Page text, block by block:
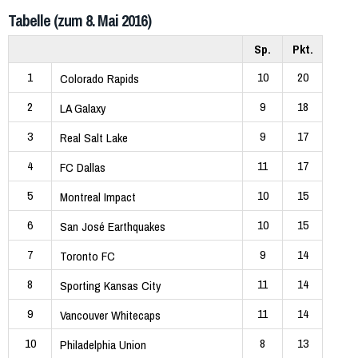
Tabelle (zum 8. Mai 2016)
Sp.
Pkt.
1
Colorado Rapids 10
20
2
LA Galaxy 9
18
3
Real Salt Lake 9
17
4
FC Dallas 11
17
5
Montreal Impact 10
15
6
San José Earthquakes 10
15
7
Toronto FC 9
14
8
Sporting Kansas City 11
14
9
Vancouver Whitecaps 11
14
10
Philadelphia Union 8 13